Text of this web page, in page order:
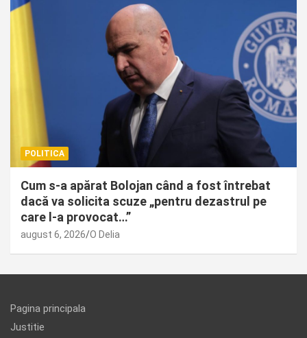
POLITICA
Cum s-a apărat Bolojan când a fost întrebat
dacă va solicita scuze „pentru dezastrul pe
care l-a provocat…”
august 6, 2026 O Delia
Pagina principala
Justitie